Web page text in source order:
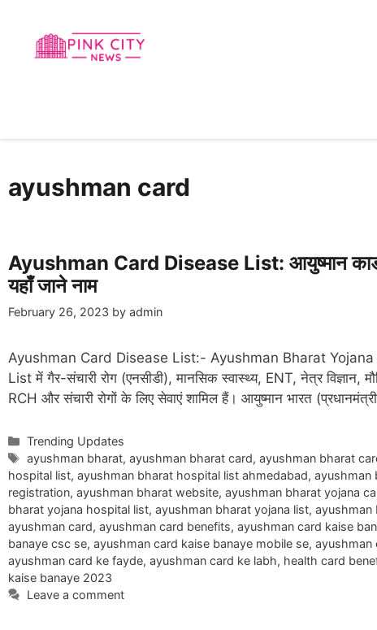
content
ayushman card
Ayushman Card Disease List: आयुष्मान कार्ड से
यहाँ जाने नाम
February 26, 2023 by admin
Ayushman Card Disease List:- Ayushman Bharat Yojana
List में गैर-संचारी रोग (एनसीडी), मानसिक स्वास्थ्य, ENT, नेत्र
RCH और संचारी रोगों के लिए सेवाएं शामिल हैं। आयुष्मान भारत
Categories
Trending Updates
Tags
ayushman bharat,ayushman bharat card,ayushman bharat
hospital list, ayushman bharat hospital list ahmedabad, ayushman
registration, ayushman bharat website, ayushman bharat yojana
bharat yojana hospital list, ayushman bharat yojana list, ayushman
ayushman card, ayushman card benefits, ayushman card kaise
banaye csc se, ayushman card kaise banaye mobile se, ayushman
ayushman card ke fayde, ayushman card ke labh, health card
kaise banaye 2023
Leave a comment